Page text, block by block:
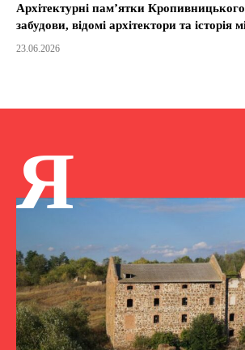
Архітектурні пам’ятки
забудови, відомі архітектори та історія
23.06.2026
Я